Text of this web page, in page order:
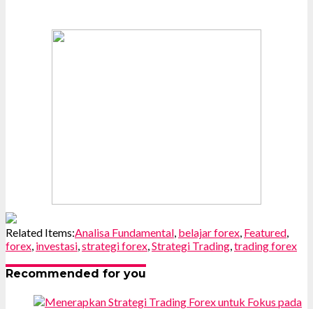
Related Items:Analisa Fundamental belajar forex Featured
forex investasi strategi forex Strategi Trading trading forex
Recommended for you